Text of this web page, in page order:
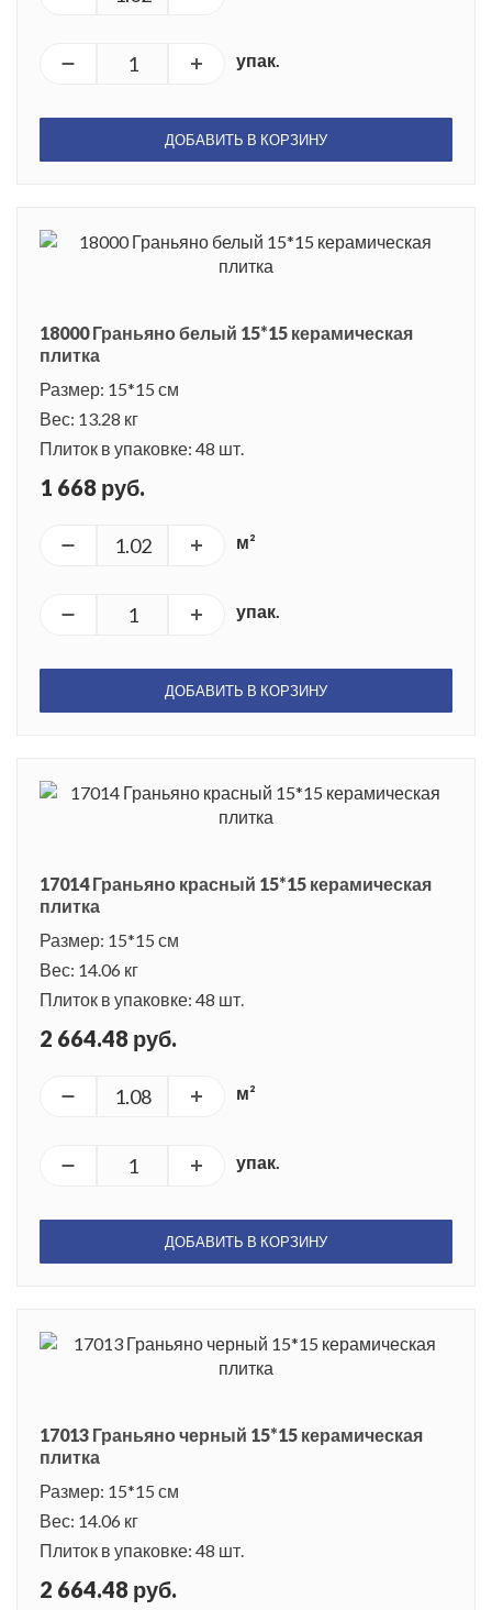
упак.
ДОБАВИТЬ В КОРЗИНУ
18000 Граньяно белый 15*15 керамическая
плитка
Размер: 15*15 см
Вес: 13.28 кг
Плиток в упаковке: 48 шт.
1 668 руб.
м²
упак.
ДОБАВИТЬ В КОРЗИНУ
17014 Граньяно красный 15*15 керамическая
плитка
Размер: 15*15 см
Вес: 14.06 кг
Плиток в упаковке: 48 шт.
2 664.48 руб.
м²
упак.
ДОБАВИТЬ В КОРЗИНУ
17013 Граньяно черный 15*15 керамическая
плитка
Размер: 15*15 см
Вес: 14.06 кг
Плиток в упаковке: 48 шт.
2 664.48 руб.